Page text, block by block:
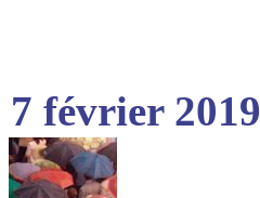
7 février 2019